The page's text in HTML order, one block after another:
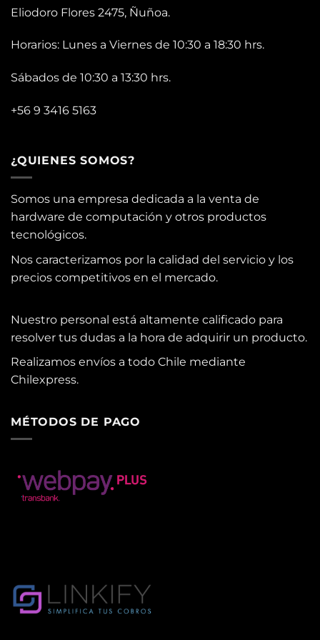
Eliodoro Flores 2475, Ñuñoa.
Horarios: Lunes a Viernes de 10:30 a 18:30 hrs.
Sábados de 10:30 a 13:30 hrs.
+56 9 3416 5163
¿QUIENES SOMOS?
Somos una empresa dedicada a la venta de
hardware de computación y otros productos
tecnológicos.
Nos caracterizamos por la calidad del servicio y los
precios competitivos en el mercado.
Nuestro personal está altamente calificado para
resolver tus dudas a la hora de adquirir un producto.
Realizamos envíos a todo Chile mediante
Chilexpress.
MÉTODOS DE PAGO